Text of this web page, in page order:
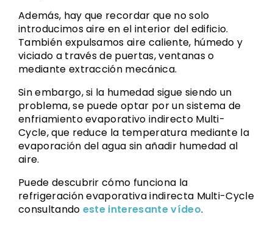
Además, hay que recordar que no solo
introducimos aire en el interior del edificio.
También expulsamos aire caliente, húmedo y
viciado a través de puertas, ventanas o
mediante extracción mecánica.
Sin embargo, si la humedad sigue siendo un
problema, se puede optar por un sistema de
enfriamiento evaporativo indirecto Multi-
Cycle, que reduce la temperatura mediante la
evaporación del agua sin añadir humedad al
aire.
Puede descubrir cómo funciona la
refrigeración evaporativa indirecta Multi-Cycle
consultando este interesante vídeo.